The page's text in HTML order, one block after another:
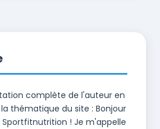
complète de l'auteur en
la thématique du site : Bonjour
! Je m'appelle